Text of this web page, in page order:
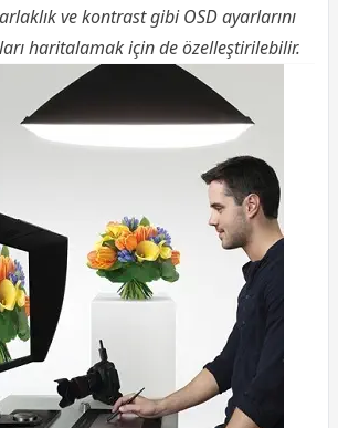
ve kontrast gibi OSD ayarlarını
haritalamak için de özelleştirilebilir.